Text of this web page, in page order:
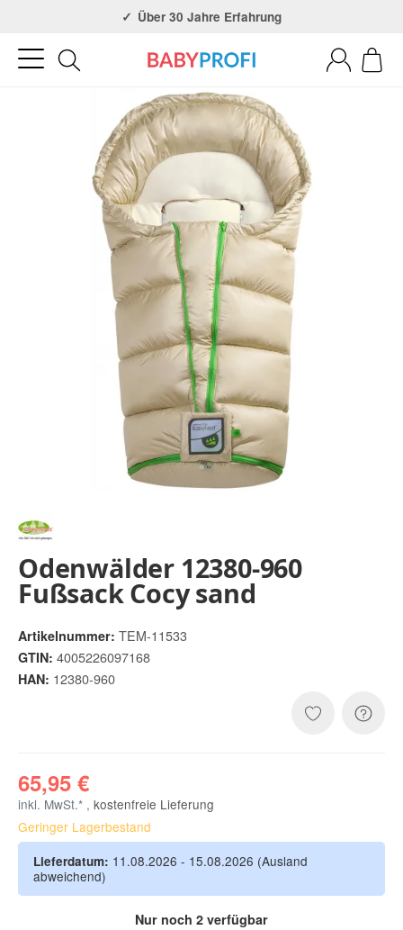
Über 30 Jahre Erfahrung 3x in NRW
Odenwälder 12380-960
Fußsack Cocy sand
Artikelnummer: TEM-11533
GTIN: 4005226097168
HAN: 12380-960
65,95 €
inkl. MwSt.* , kostenfreie Lieferung
Geringer Lagerbestand
Lieferdatum: 11.08.2026 - 15.08.2026 (Ausland
abweichend)
Nur noch 2 verfügbar